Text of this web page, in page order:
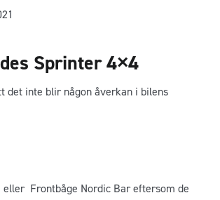
Sprinter 4×4
det inte blir någon åverkan i bilens
Frontbåge Nordic Bar eftersom de